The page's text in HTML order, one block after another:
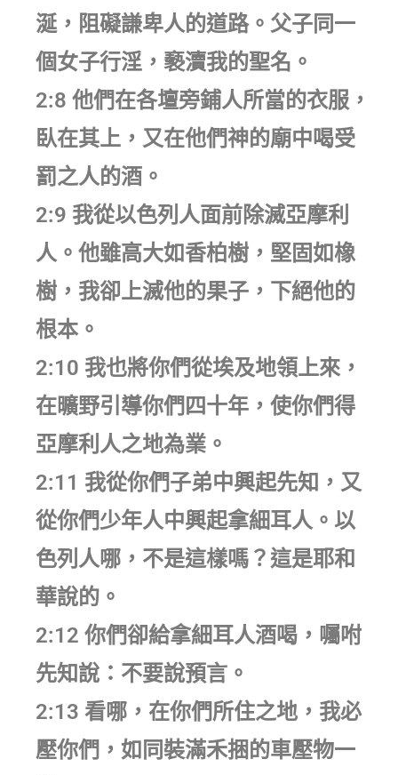
涎，阻礙謙卑人的道路。父子同一
個女子行淫，褻瀆我的聖名。
2:8 他們在各壇旁鋪人所當的衣服，
臥在其上，又在他們神的廟中喝受
罰之人的酒。
2:9 我從以色列人面前除滅亞摩利
人。他雖高大如香柏樹，堅固如橡
樹，我卻上滅他的果子，下絕他的
根本。
2:10 我也將你們從埃及地領上來，
在曠野引導你們四十年，使你們得
亞摩利人之地為業。
2:11 我從你們子弟中興起先知，又
從你們少年人中興起拿細耳人。以
色列人哪，不是這樣嗎？這是耶和
華說的。
2:12 你們卻給拿細耳人酒喝，囑咐
先知說：不要說預言。
2:13 看哪，在你們所住之地，我必
壓你們，如同裝滿禾捆的車壓物一